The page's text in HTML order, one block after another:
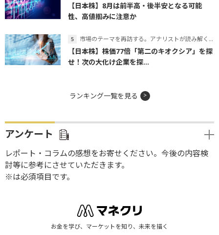
【日本株】8月は前半高・後半安となる可能
性、高値掴みに注意か
市場のテーマを再訪する。アナリストが読み解くテーマの本質
【日本株】株価77倍「第二のキオクシア」を探
せ！次の大化け企業を探...
ランキング一覧を見る
アンケート
レポート・コラムの感想をお寄せください。今後の内容検
討等に参考にさせていただきます。
※は必須項目です。
お金を学び、マーケットを知り、未来を描く